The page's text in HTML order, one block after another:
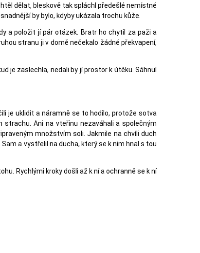
dělat, bleskově tak spláchl předešlé nemístné
by bylo, kdyby ukázala trochu kůže.
a položit jí pár otázek. Bratr ho chytil za paži a
stranu ji v domě nečekalo žádné překvapení,
je zaslechla, nedali by jí prostor k útěku. Sáhnul
je uklidit a náramně se to hodilo, protože sotva
Ani na vteřinu nezaváhali a společným
množstvím soli. Jakmile na chvíli duch
a vystřelil na ducha, který se k nim hnal s tou
Rychlými kroky došli až k ní a ochranně se k ní